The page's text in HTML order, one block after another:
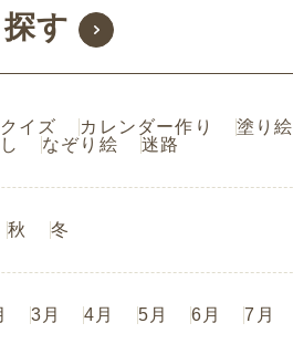
す
イズ カレンダー作り 塗り絵
なぞり絵 迷路
秋 冬
3月 4月 5月 6月 7月